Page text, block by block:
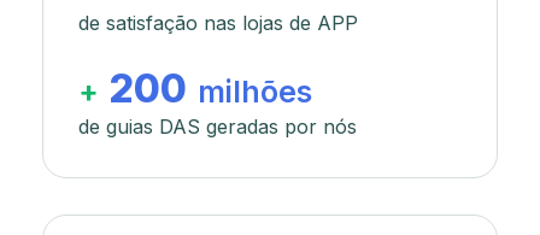
de satisfação nas lojas de APP
+ 200 milhões
de guias DAS geradas por nós